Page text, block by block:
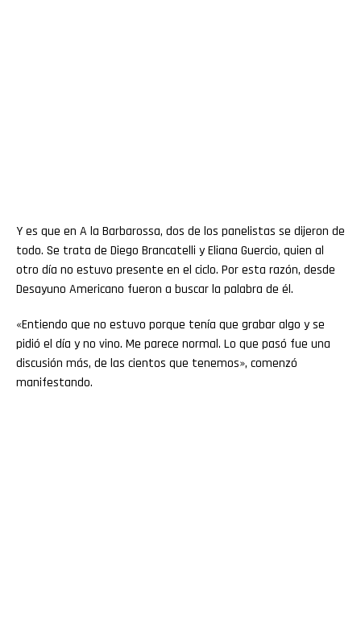
Y es que en A la Barbarossa, dos de los panelistas se dijeron de
todo. Se trata de Diego Brancatelli y Eliana Guercio, quien al
otro día no estuvo presente en el ciclo. Por esta razón, desde
Desayuno Americano fueron a buscar la palabra de él.
«Entiendo que no estuvo porque tenía que grabar algo y se
pidió el día y no vino. Me parece normal. Lo que pasó fue una
discusión más, de las cientos que tenemos», comenzó
manifestando.